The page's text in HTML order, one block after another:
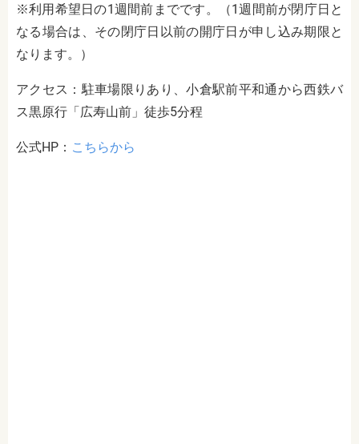
※利用希望日の1週間前までです。（1週間前が閉庁日と
なる場合は、その閉庁日以前の開庁日が申し込み期限と
なります。）
アクセス：駐車場限りあり、小倉駅前平和通から西鉄バ
ス黒原行「広寿山前」徒歩5分程
公式HP： こちらから